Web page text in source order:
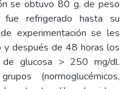
se obtuvo 80 g. de peso
refrigerado hasta su
experimentación se les
y después de 48 horas los
de glucosa > 250 mg/dl.
(normoglucémicos,